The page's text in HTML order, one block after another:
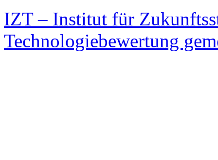
IZT – Institut für
Technologiebewertung